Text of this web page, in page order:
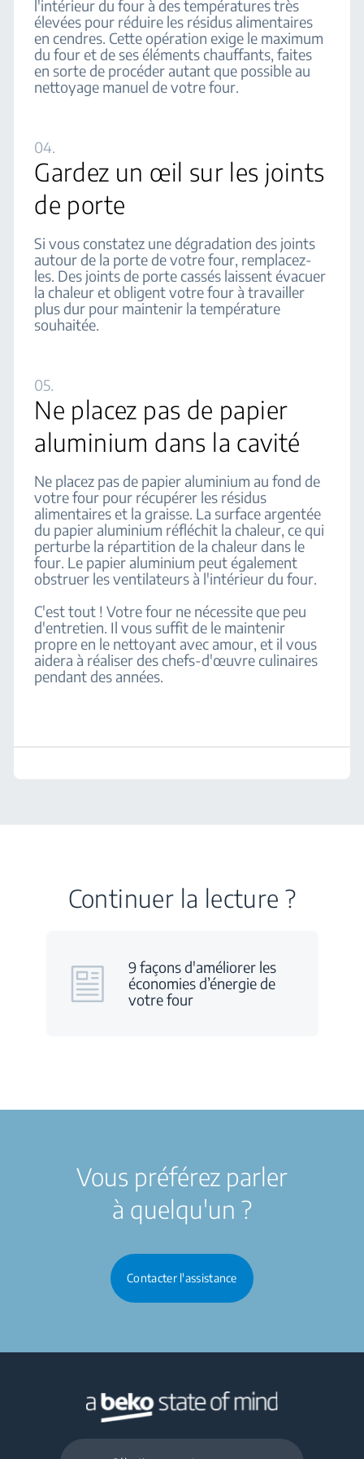
l'intérieur du four à des températures très
élevées pour réduire les résidus alimentaires
en cendres. Cette opération exige le maximum
du four et de ses éléments chauffants, faites
en sorte de procéder autant que possible au
nettoyage manuel de votre four.
04.
Gardez un œil sur les joints
de porte
Si vous constatez une dégradation des joints
autour de la porte de votre four, remplacez-
les. Des joints de porte cassés laissent évacuer
la chaleur et obligent votre four à travailler
plus dur pour maintenir la température
souhaitée.
05.
Ne placez pas de papier
aluminium dans la cavité
Ne placez pas de papier aluminium au fond de
votre four pour récupérer les résidus
alimentaires et la graisse. La surface argentée
du papier aluminium réfléchit la chaleur, ce qui
perturbe la répartition de la chaleur dans le
four. Le papier aluminium peut également
obstruer les ventilateurs à l'intérieur du four.
C'est tout ! Votre four ne nécessite que peu
d'entretien. Il vous suffit de le maintenir
propre en le nettoyant avec amour, et il vous
aidera à réaliser des chefs-d'œuvre culinaires
pendant des années.
Continuer la lecture ?
9 façons d'améliorer les
économies d’énergie de
votre four
Vous préférez parler
à quelqu'un ?
Contacter l'assistance